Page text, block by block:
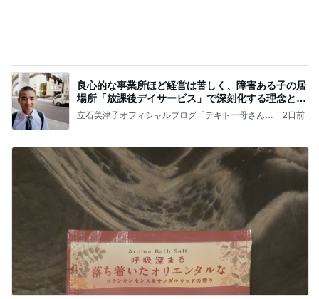
良心的な事業所ほど経営は苦しく、障害ある子の居
場所「放課後デイサービス」で深刻化する理念と現
実の
立石美津子オフィシャルブログ「テキトー母さんの
2日前